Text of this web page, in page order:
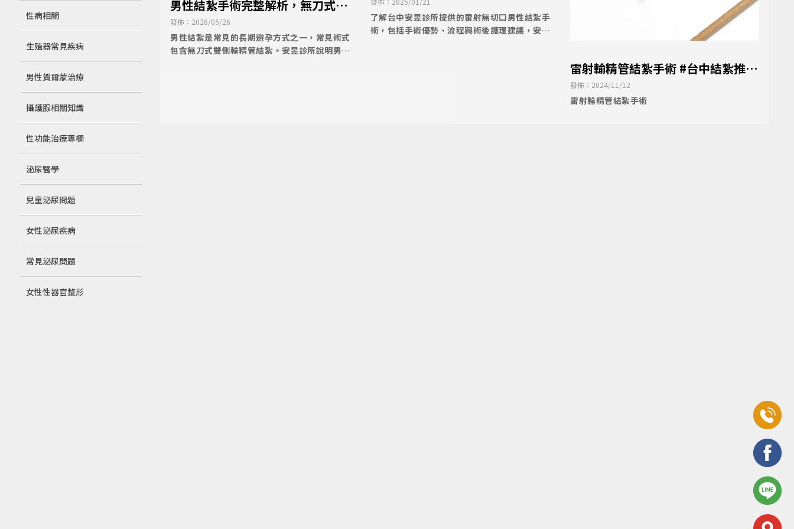
性病相關
生殖器常見疾病
男性賀爾蒙治療
攝護腺相關知識
性功能治療專欄
泌尿醫學
兒童泌尿問題
女性泌尿疾病
常見泌尿問題
女性性器官整形
男性結紮手術完整解析，無刀式輸
精管結紮原理、恢復期與術後追蹤 #
台中結紮診所#台中泌尿科診所#男
性結紮適合哪些人?
發佈：2026/05/26
男性結紮是常見的長期避孕方式之一，常見術式
包含無刀式雙側輸精管結紮。安昱診所說明男性
結紮推薦哪一家泌尿科診所?
了解台中安昱診所提供的雷射無切口男性結紮手
術，包括手術優勢、流程與術後護理建議，安全
雷射輸精管結紮手術 #台中結紮推薦
#台中泌尿科
發佈：2024/11/12
雷射輸精管結紮手術